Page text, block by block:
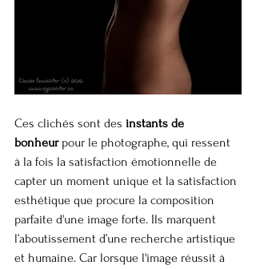
Ces clichés sont des instants de
bonheur pour le photographe, qui ressent
à la fois la satisfaction émotionnelle de
capter un moment unique et la satisfaction
esthétique que procure la composition
parfaite d'une image forte. Ils marquent
l’aboutissement d’une recherche artistique
et humaine. Car lorsque l'image réussit à